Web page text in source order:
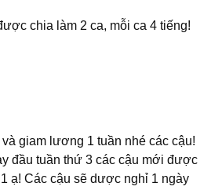
chia làm 2 ca, mỗi ca 4 tiếng!
giam lương 1 tuần nhé các cậu!
đầu tuần thứ 3 các cậu mới được
ạ! Các cậu sẽ dược nghỉ 1 ngày